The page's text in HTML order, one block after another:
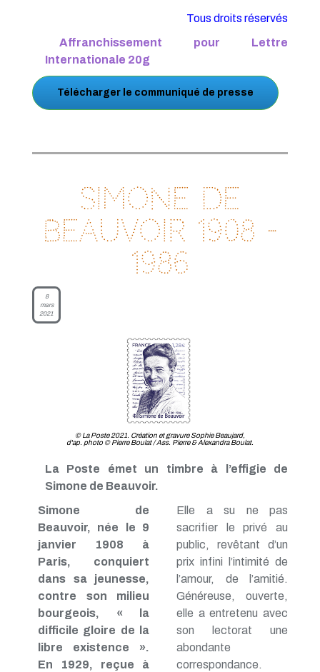
Tous droits réservés
Affranchissement pour Lettre
Internationale 20g
Télécharger le communiqué de presse
Simone de
Beauvoir 1908 -
1986
8
mars
2021
© La Poste 2021. Création et gravure Sophie Beaujard,
d'ap. photo © Pierre Boulat / Ass. Pierre & Alexandra Boulat.
La Poste émet un timbre à l’effigie de
Simone de Beauvoir.
Simone de
Beauvoir, née le 9
janvier 1908 à
Paris, conquiert
dans sa jeunesse,
contre son milieu
bourgeois, « la
difficile gloire de la
libre existence ».
En 1929, reçue à
Elle a su ne pas
sacrifier le privé au
public, revêtant d’un
prix infini l’intimité de
l’amour, de l’amitié.
Généreuse, ouverte,
elle a entretenu avec
son lectorat une
abondante
correspondance.